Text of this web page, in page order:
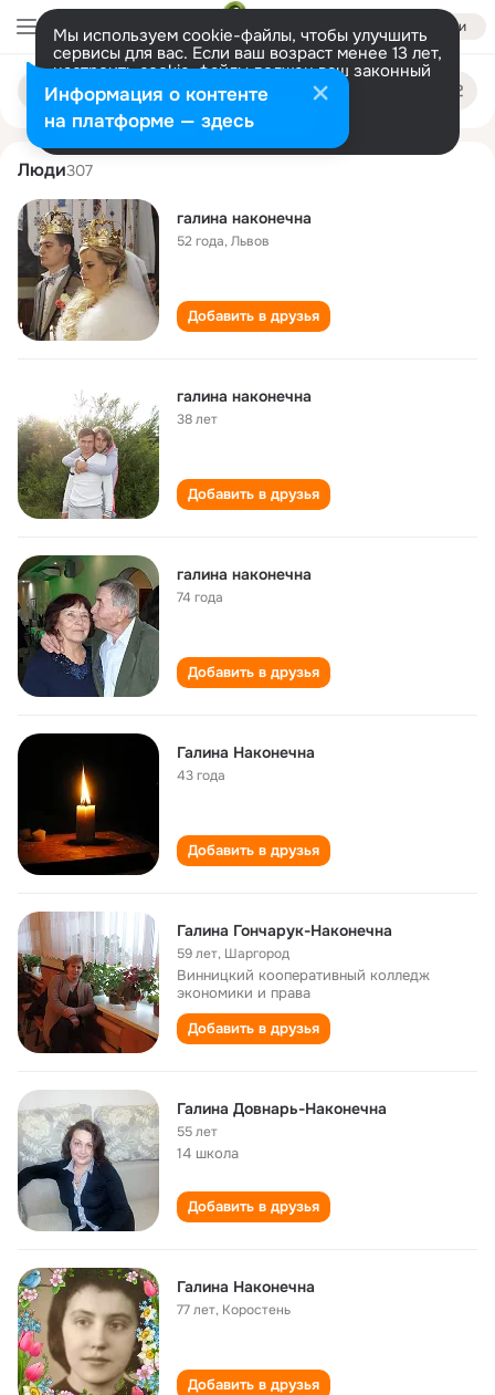
Войти
Мы используем cookie-файлы, чтобы улучшить
сервисы для вас. Если ваш возраст менее 13 лет,
настроить cookie-файлы должен ваш законный
представитель. Больше информации
Разрешить все Настроить
Поиск
людям
galina nakonechna
Люди307
галина наконечна
52 года,Львов
Добавить в друзья
галина наконечна
38 лет
Добавить в друзья
галина наконечна
74 года
Добавить в друзья
Галина Наконечна
43 года
Добавить в друзья
Галина Гончарук-Наконечна
59 лет, Шаргород
Винницкий кооперативный колледж
экономики и права
Добавить в друзья
Галина Довнарь-Наконечна
55 лет
14 школа
Добавить в друзья
Галина Наконечна
77 лет, Коростень
Добавить в друзья
Информация о контенте
на платформе — здесь